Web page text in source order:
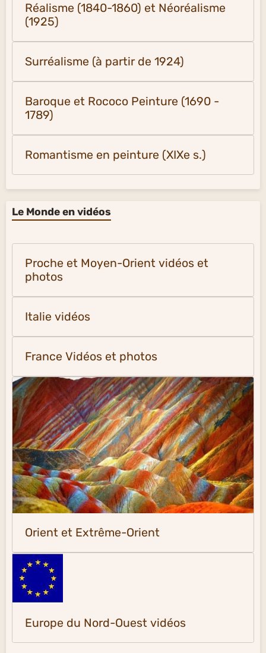
Réalisme (1840-1860) et Néoréalisme
(1925)
Surréalisme (à partir de 1924)
Baroque et Rococo Peinture (1690 -
1789)
Romantisme en peinture (XIXe s.)
Le Monde en vidéos
Proche et Moyen-Orient vidéos et
photos
Italie vidéos
France Vidéos et photos
Orient et Extrême-Orient
Europe du Nord-Ouest vidéos